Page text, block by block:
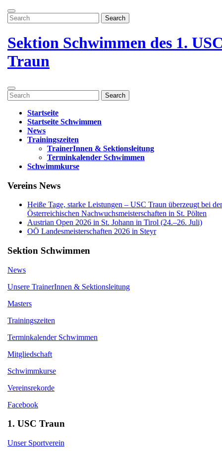
Zum
Inhalt
springen
Menü
öffnen
Search
for:
schließen
Sektion Schwimmen des 1.
Traun
Menü
öffnen
Search
for:
Startseite
Startseite Schwimmen
News
Trainingszeiten
TrainerInnen & Sektionsleitung
Terminkalender Schwimmen
Schwimmkurse
Menü
schließen
Vereins News
Heiße Tage, starke Leistungen – USC Traun überzeugt bei
Österreichischen Nachwuchsmeisterschaften in St. Pölten
Austrian Open 2026 in St. Johann in Tirol (24.–26. Juli)
OÖ Landesmeisterschaften 2026 in Steyr
Sektion Schwimmen
News
Unsere TrainerInnen & Sektionsleitung
Masters
Trainingszeiten
Terminkalender Schwimmen
Mitgliedschaft
Schwimmkurse
Vereinsrekorde
Facebook
1. USC Traun
Unser Sportverein